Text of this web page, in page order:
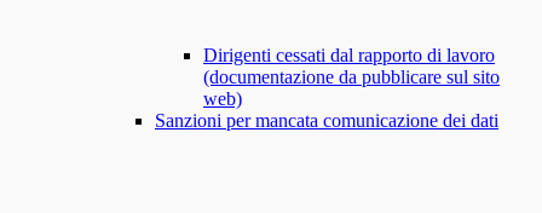
Dirigenti cessati dal rapporto di lavoro
(documentazione da pubblicare sul sito
web)
Sanzioni per mancata comunicazione dei dati